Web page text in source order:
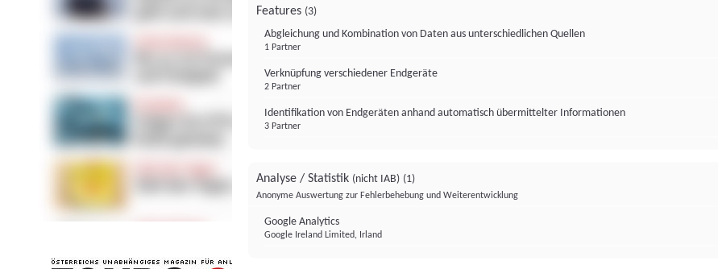
Features (3)
Abgleichung und Kombination von Daten aus unterschiedlichen Quellen
1 Partner
Verknüpfung verschiedener Endgeräte
2 Partner
Identifikation von Endgeräten anhand automatisch übermittelter Informationen
3 Partner
Analyse / Statistik (nicht IAB) (1)
Anonyme Auswertung zur Fehlerbehebung und Weiterentwicklung
Google Analytics
Google Ireland Limited, Irland